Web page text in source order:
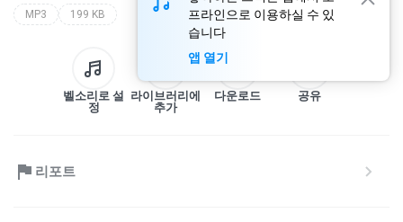
프라인으로 이용하실 수 있
습니다
앱 열기
MP3 199 KB
벨소리로 설
정
라이브러리에
추가
다운로드 공유
리포트